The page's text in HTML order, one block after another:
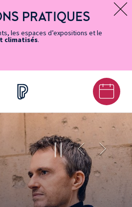
PRATIQUES
les espaces d’expositions et le
climatisés.